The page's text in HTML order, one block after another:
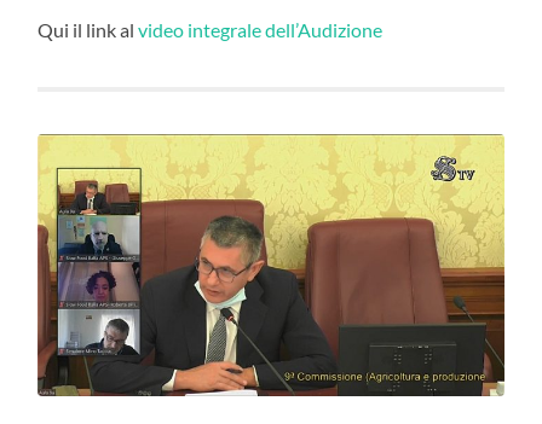
Qui il link alvideo integrale dell’Audizione